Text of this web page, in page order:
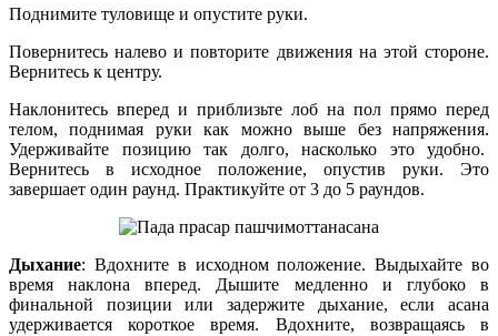
Поднимите туловище и опустите руки.
Повернитесь налево и повторите движения на этой стороне.
Вернитесь к центру.
Наклонитесь вперед и приблизьте лоб на пол прямо перед
телом, поднимая руки как можно выше без напряжения.
Удерживайте позицию так долго, насколько это удобно.
Вернитесь в исходное положение, опустив руки. Это
завершает один раунд. Практикуйте от 3 до 5 раундов.
Дыхание: Вдохните в исходном положение. Выдыхайте во
время наклона вперед. Дышите медленно и глубоко в
финальной позиции или задержите дыхание, если асана
удерживается короткое время. Вдохните, возвращаясь в